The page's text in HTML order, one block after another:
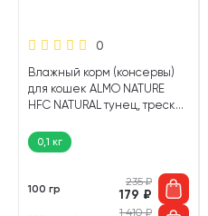
0
Влажный корм (консервы)
для кошек ALMO NATURE
HFC NATURAL тунец, треска
0,1 кг
100 гр
235₽
179 ₽
1 410₽